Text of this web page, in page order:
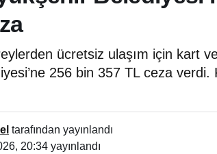
ücretsiz ulaşım için kart
256 bin 357 TL ceza verdi.
tarafından yayınlandı
20:34 yayınlandı